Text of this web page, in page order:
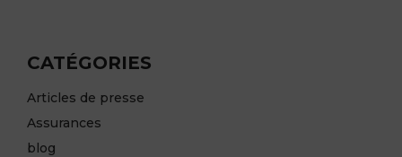
CATÉGORIES
Articles de presse
Assurances
blog